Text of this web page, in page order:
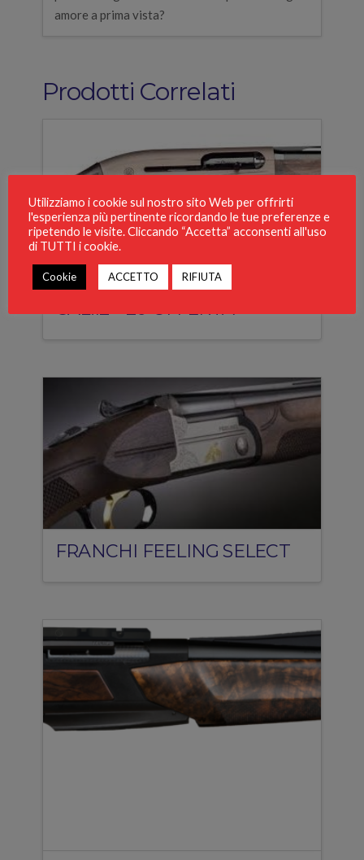
amore a prima vista?
Prodotti Correlati
BERETTA A400 ACTION
CAL.12 – 20 OFFERTA
FRANCHI FEELING SELECT
Utilizziamo i cookie sul nostro sito Web per offrirti
l'esperienza più pertinente ricordando le tue preferenze e
ripetendo le visite. Cliccando “Accetta” acconsenti all'uso
di TUTTI i cookie.
Cookie ACCETTO RIFIUTA